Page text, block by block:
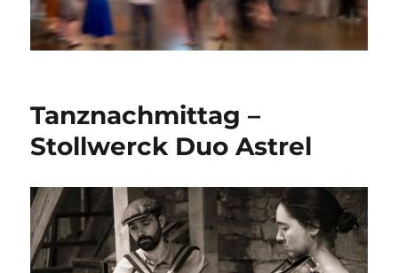
Tanznachmittag –
Stollwerck Duo Astrel